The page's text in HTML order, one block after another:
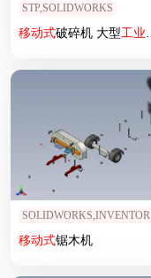
STP,SOLIDWORKS
移动式破碎机 大型工业
SOLIDWORKS,INVENTOR
移动式锯木机